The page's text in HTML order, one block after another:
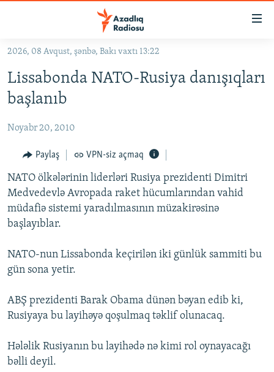
Əsas
qayıt
Əsas
naviqasiyaya
qayıt
KORRUPSIOMETR
#ƏSLINDƏ
FƏRQƏ BAX
QANUNI DOĞRU
ARAŞDIRMA
MULTIMEDIA
FOTOQALEREYA
KARIKATURA
İSLAM VƏ DEMOKRATIYA
HAQQIMIZDA
PEŞƏ ETIKASI VƏ JURNALISTIKA STANDARTLARIMIZ
AZADLIQRADIOSU MOBIL TELEFONUNUZDA
BIZI IZLƏ
RFE/RL-in bütün saytları
2026, 08 Avqust, şənbə, Bakı vaxtı 13:22
Lissabonda NATO-Rusiya danışıqları
başlanıb
Noyabr 20, 2010
Paylaş VPN-siz açmaq
NATO ölkələrinin liderləri Rusiya prezidenti Dimitri
Medvedevlə Avropada raket hücumlarından vahid
müdafiə sistemi yaradılmasının müzakirəsinə
başlayıblar.
NATO-nun Lissabonda keçirilən iki günlük sammiti bu
gün sona yetir.
ABŞ prezidenti Barak Obama dünən bəyan edib ki,
Rusiyaya bu layihəyə qoşulmaq təklif olunacaq.
Hələlik Rusiyanın bu layihədə nə kimi rol oynayacağı
bəlli deyil.